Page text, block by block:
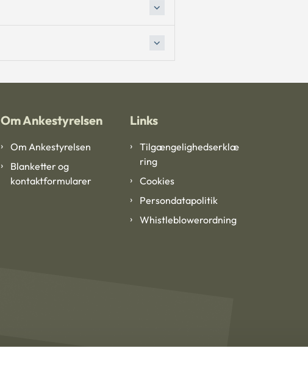
Om Ankestyrelsen
Om Ankestyrelsen
Blanketter og
kontaktformularer
Links
Tilgængelighedserklæ
ring
Cookies
Persondatapolitik
Whistleblowerordning